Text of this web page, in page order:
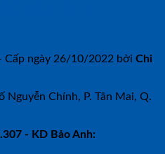
Cấp ngày 26/10/2022 bởi Chi
Nguyễn Chính, P. Tân Mai, Q.
- KD Bảo Anh: